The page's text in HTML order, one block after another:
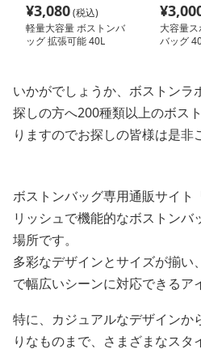
¥3,080(税込)
軽量大容量 ボストンバ
ッグ 拡張可能 40L
¥
大容量
バッグ
いかがでしょうか、ボストンラ
探しの方へ200種類以上のボス
りますのでお探しの皆様は是非
ボストンバッグ専用通販サイト
リッシュで機能的なボストンバ
場所です。
多彩なデザインとサイズが揃い
で幅広いシーンに対応できるア
特に、カジュアルなデザインか
りなものまで、さまざまなスタ